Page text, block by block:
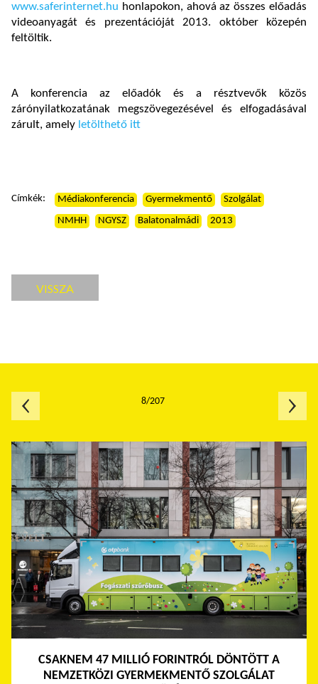
www.saferinternet.hu honlapokon, ahová az összes előadás
videoanyagát és prezentációját 2013. október közepén
feltöltik.
A konferencia az előadók és a résztvevők közös
zárónyilatkozatának megszövegezésével és elfogadásával
zárult, amely letölthető itt
Címkék: Médiakonferencia Gyermekmentő
Szolgálat
NMHH
NGYSZ Balatonalmádi 2013
VISSZA
CSAKNEM 47 MILLIÓ FORINTRÓL DÖNTÖTT A
NEMZETKÖZI GYERMEKMENTŐ SZOLGÁLAT
8/207